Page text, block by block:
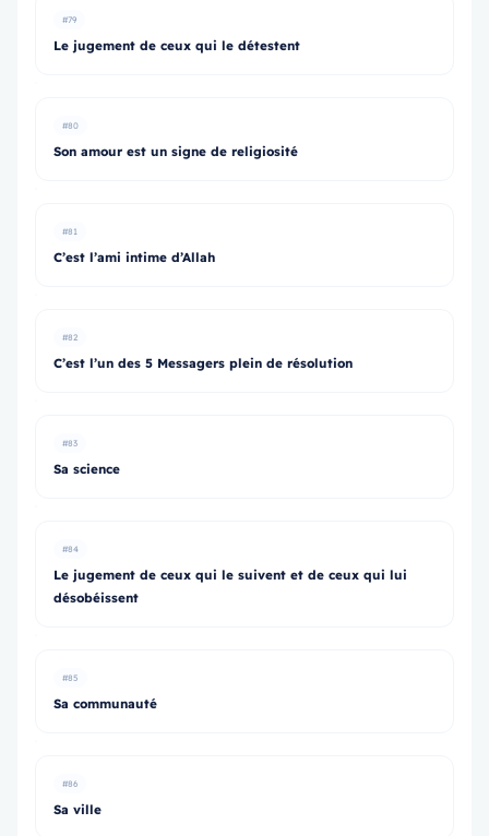
#79
Le jugement de ceux qui le détestent
#80
Son amour est un signe de religiosité
#81
C’est l’ami intime d’Allah
#82
C’est l’un des 5 Messagers plein de résolution
#83
Sa science
#84
Le jugement de ceux qui le suivent et de ceux qui lui
désobéissent
#85
Sa communauté
#86
Sa ville